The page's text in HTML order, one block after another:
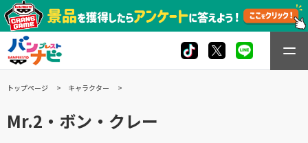
トップページ キャラクター
Mr.2・ボン・クレー